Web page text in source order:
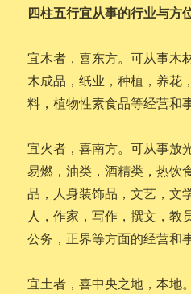
四柱五行宜从事的行业与方
宜木者，喜东方。可从事木
木成品，纸业，种植，养花
料，植物性素食品等经营和
宜火者，喜南方。可从事放
易燃，油类，酒精类，热饮
品，人身装饰品，文艺，文
人，作家，写作，撰文，教
公务，正界等方面的经营和
宜土者，喜中央之地，本地